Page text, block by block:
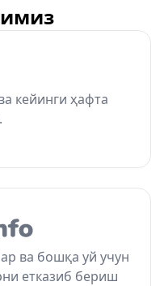
кейинги ҳафта
ва бошқа уй учун
етказиб бериш